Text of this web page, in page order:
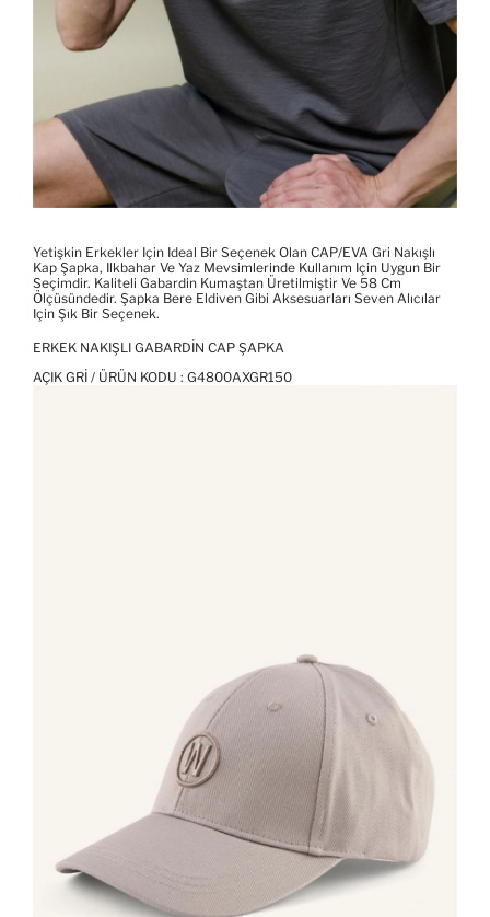
Yetişkin Erkekler Için Ideal Bir Seçenek Olan CAP/EVA Gri Nakışlı
Kap Şapka, Ilkbahar Ve Yaz Mevsimlerinde Kullanım Için Uygun Bir
Seçimdir. Kaliteli Gabardin Kumaştan Üretilmiştir Ve 58 Cm
Ölçüsündedir. Şapka Bere Eldiven Gibi Aksesuarları Seven Alıcılar
Için Şık Bir Seçenek.
ERKEK NAKIŞLI GABARDIN CAP ŞAPKA
AÇIK GRI / ÜRÜN KODU : G4800AXGR150